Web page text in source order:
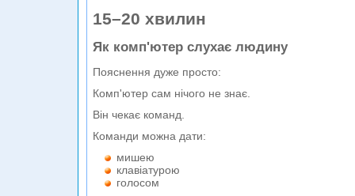
15–20 хвилин
Як комп'ютер слухає людину
Пояснення дуже просто:
Комп'ютер сам нічого не знає.
Він чекає команд.
Команди можна дати:
мишею
клавіатурою
голосом